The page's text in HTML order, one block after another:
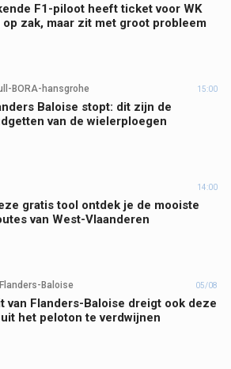
F1-piloot heeft ticket voor WK
op zak, maar zit met groot probleem
BORA-hansgrohe 15:00
Baloise stopt: dit zijn de
van de wielerploegen
14:00
gratis tool ontdek je de mooiste
van West-Vlaanderen
Baloise 05/08
van Flanders-Baloise dreigt ook deze
het peloton te verdwijnen